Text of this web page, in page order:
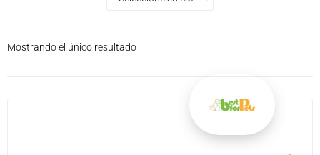
Mostrando el único resultado